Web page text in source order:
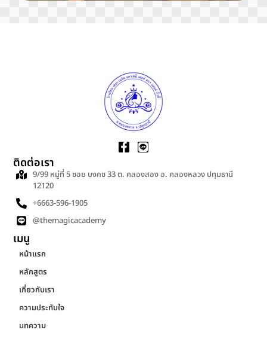
ติดต่อเรา
9/99 หมู่ที่ 5 ซอย บงกช 33 ต. คลองสอง อ. คลองหลวง ปทุมธานี
12120
+6663-596-1905
@themagicacademy
เมนู
หน้าแรก
หลักสูตร
เกี่ยวกับเรา
ความประทับใจ
บทความ